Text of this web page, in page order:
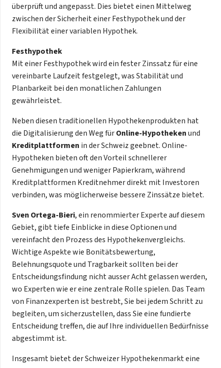
überprüft und angepasst. Dies bietet einen Mittelweg
zwischen der Sicherheit einer Festhypothek und der
Flexibilität einer variablen Hypothek.
Festhypothek
Mit einer Festhypothek wird ein fester Zinssatz für eine
vereinbarte Laufzeit festgelegt, was Stabilität und
Planbarkeit bei den monatlichen Zahlungen
gewährleistet.
Neben diesen traditionellen Hypothekenprodukten hat
die Digitalisierung den Weg fürOnline-Hypothekenund
Kreditplattformen in der Schweiz geebnet. Online-
Hypotheken bieten oft den Vorteil schnellerer
Genehmigungen und weniger Papierkram, während
Kreditplattformen Kreditnehmer direkt mit Investoren
verbinden, was möglicherweise bessere Zinssätze bietet.
Sven Ortega-Bieri, ein renommierter Experte auf diesem
Gebiet, gibt tiefe Einblicke in diese Optionen und
vereinfacht den Prozess des Hypothekenvergleichs.
Wichtige Aspekte wie Bonitätsbewertung,
Belehnungsquote und Tragbarkeit sollten bei der
Entscheidungsfindung nicht ausser Acht gelassen werden,
wo Experten wie er eine zentrale Rolle spielen. Das Team
von Finanzexperten ist bestrebt, Sie bei jedem Schritt zu
begleiten, um sicherzustellen, dass Sie eine fundierte
Entscheidung treffen, die auf Ihre individuellen Bedürfnisse
abgestimmt ist.
Insgesamt bietet der Schweizer Hypothekenmarkt eine